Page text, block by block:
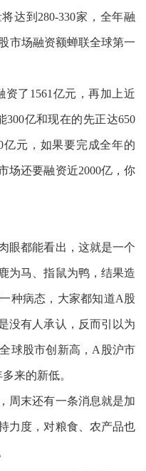
达到280-330家，全年融
市场融资额蝉联全球第一
了1561亿元，再加上近
300亿和现在的先正达650
亿元，如果要完成全年的
场还要融资近2000亿，你
眼都能看出，这就是一个
为马、指鼠为鸭，结果造
种病态，大家都知道A股
没有人承认，反而引以为
球股市创新高，A股沪市
来的新低。
周末还有一条消息就是加
力度，对粮食、农产品也